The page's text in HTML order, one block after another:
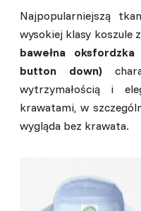
Najpopularniejszą
wysokiej klasy koszule
bawełna
button down)
wytrzymałością i
krawatami, w
wygląda bez krawata.